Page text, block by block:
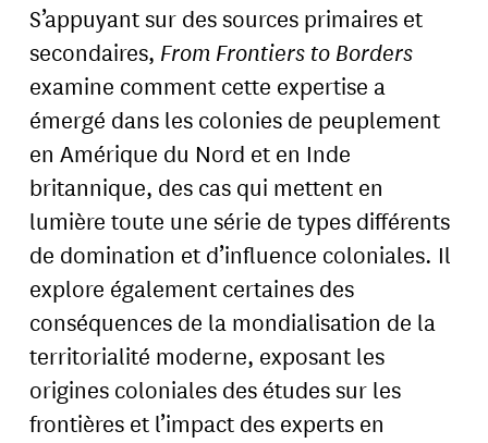
S’appuyant sur des sources primaires et
secondaires, From Frontiers to Borders
examine comment cette expertise a
émergé dans les colonies de peuplement
en Amérique du Nord et en Inde
britannique, des cas qui mettent en
lumière toute une série de types différents
de domination et d’influence coloniales. Il
explore également certaines des
conséquences de la mondialisation de la
territorialité moderne, exposant les
origines coloniales des études sur les
frontières et l’impact des experts en